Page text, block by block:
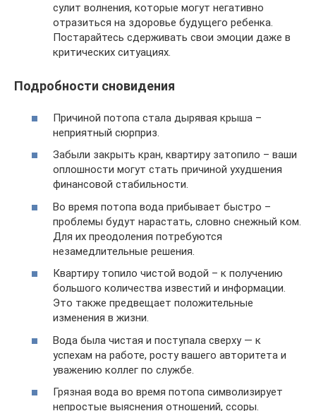
сулит волнения, которые могут негативно
отразиться на здоровье будущего ребенка.
Постарайтесь сдерживать свои эмоции даже в
критических ситуациях.
Подробности сновидения
Причиной потопа стала дырявая крыша –
неприятный сюрприз.
Забыли закрыть кран, квартиру затопило – ваши
оплошности могут стать причиной ухудшения
финансовой стабильности.
Во время потопа вода прибывает быстро –
проблемы будут нарастать, словно снежный ком.
Для их преодоления потребуются
незамедлительные решения.
Квартиру топило чистой водой – к получению
большого количества известий и информации.
Это также предвещает положительные
изменения в жизни.
Вода была чистая и поступала сверху — к
успехам на работе, росту вашего авторитета и
уважению коллег по службе.
Грязная вода во время потопа символизирует
непростые выяснения отношений, ссоры.